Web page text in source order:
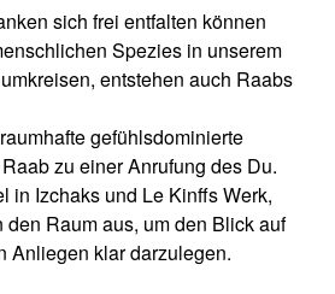
sich frei entfalten können
Spezies in unserem
entstehen auch Raabs
gefühlsdominierte
zu einer Anrufung des Du.
in Izchaks und Le Kinffs Werk,
Raum aus, um den Blick auf
Anliegen klar darzulegen.